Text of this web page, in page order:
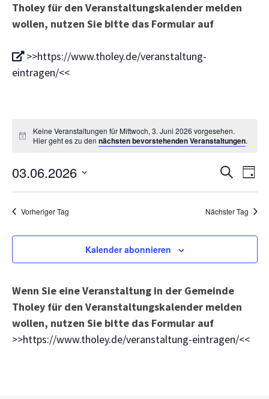
Tholey für den Veranstaltungskalender melden
wollen, nutzen Sie bitte das Formular auf
>>https://www.tholey.de/veranstaltung-
eintragen/<<
Keine Veranstaltungen für Mittwoch, 3. Juni 2026 vorgesehen.
Hier geht es zu den nächsten bevorstehenden Veranstaltungen.
SucheTag
03.06.2026
Datum
wählen.
Vorheriger Tag Nächster Tag
Kalender abonnieren
Wenn Sie eine Veranstaltung in der Gemeinde
Tholey für den Veranstaltungskalender melden
wollen, nutzen Sie bitte das Formular auf
>>https://www.tholey.de/veranstaltung-eintragen/<<